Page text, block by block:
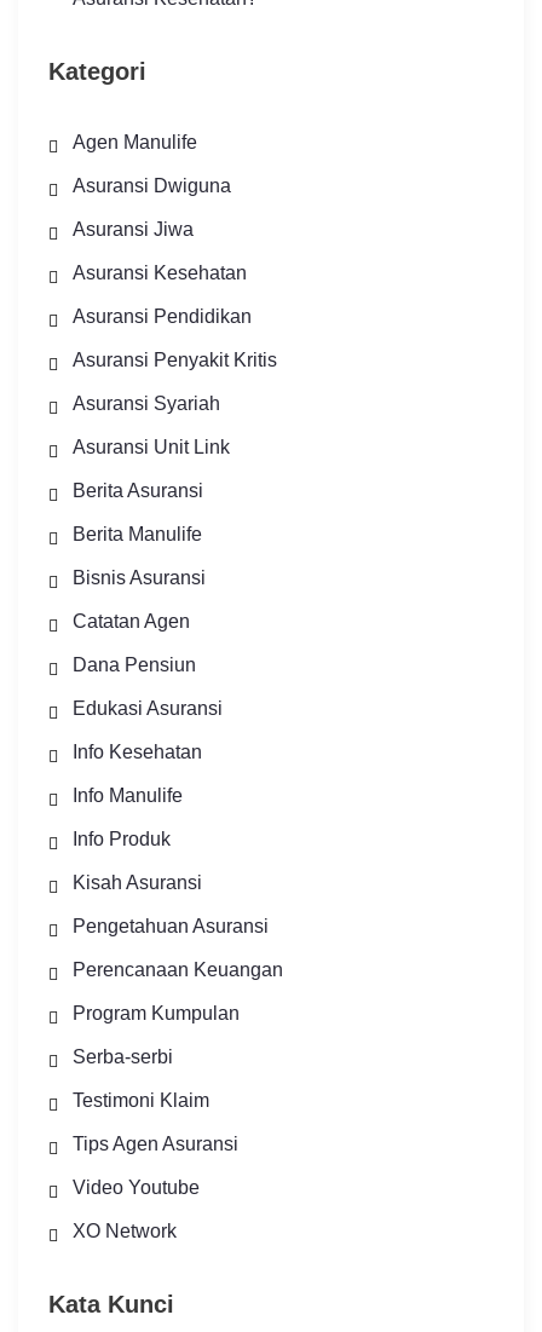
Kategori
Agen Manulife
Asuransi Dwiguna
Asuransi Jiwa
Asuransi Kesehatan
Asuransi Pendidikan
Asuransi Penyakit Kritis
Asuransi Syariah
Asuransi Unit Link
Berita Asuransi
Berita Manulife
Bisnis Asuransi
Catatan Agen
Dana Pensiun
Edukasi Asuransi
Info Kesehatan
Info Manulife
Info Produk
Kisah Asuransi
Pengetahuan Asuransi
Perencanaan Keuangan
Program Kumpulan
Serba-serbi
Testimoni Klaim
Tips Agen Asuransi
Video Youtube
XO Network
Kata Kunci